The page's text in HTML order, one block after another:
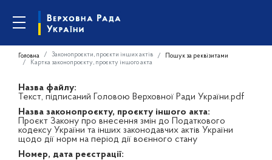
Головна Законопроєкти, проєкти інших актів
Пошук за реквізитами
Картка законопроєкту, проєкту іншого акта
Назва файлу:
Текст, підписаний Головою Верховної Ради України.pdf
Назва законопроєкту, проєкту іншого акта:
Проєкт Закону про внесення змін до Податкового
кодексу України та інших законодавчих актів України
щодо дії норм на період дії воєнного стану
Номер, дата реєстрації: